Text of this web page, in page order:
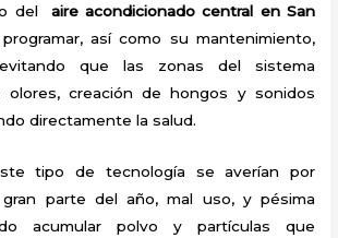
del aire acondicionado central en San
así como su mantenimiento,
que las zonas del sistema
olores, creación de hongos y sonidos
directamente la salud.
tipo de tecnología se averían por
parte del año, mal uso, y pésima
acumular polvo y partículas que